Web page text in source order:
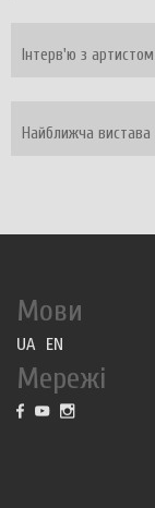
Інтерв'ю з артистом
Найближча вистава
Мови
UA EN
Мережі